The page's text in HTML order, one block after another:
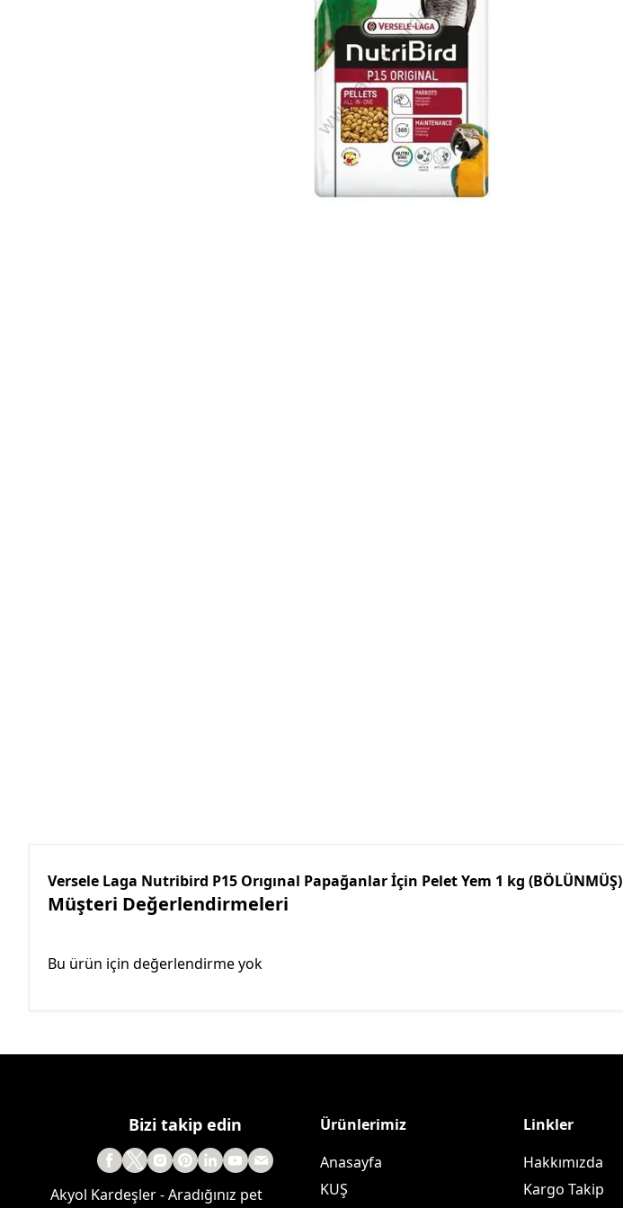
Saka ve Doğa Kuşu
Yemleri
Güvercin Yemleri
Kumlar
Mamalar
Krakerler
Kalamar Kemiği ve Gaga
Taşları
Versele Laga Nutribird P15 Orıgınal Papağanlar İçin Pelet Yem 1 kg (BÖLÜNMÜŞ)
Müşteri Değerlendirmeleri
Bu ürün için değerlendirme yok
Bizi takip edin
Akyol Kardeşler - Aradığınız pet
Ürünlerimiz
Anasayfa
KUŞ
Linkler
Hakkımızda
Kargo Takip